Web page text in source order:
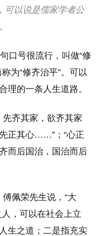
可以说是儒家学者公
口号很流行，叫做“修
为“修齐治平”。可以
理的一条人生道路。
齐其家，欲齐其家
正其心……”；“心正
而后国治，国治而后
佩荣先生说，“大
，可以在社会上立
生之道；二是指充实